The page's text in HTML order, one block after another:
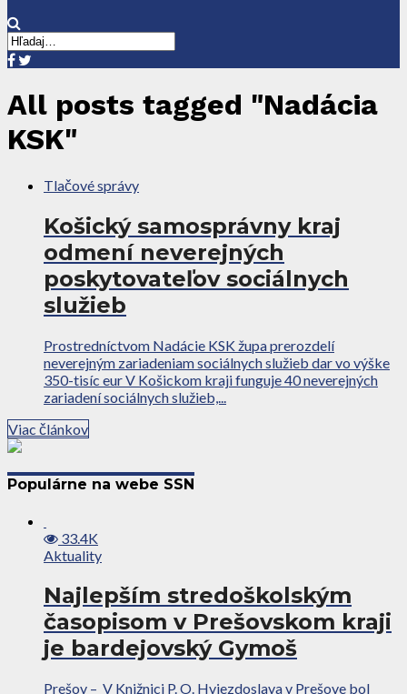
All posts tagged "Nadácia
KSK"
Tlačové správy
Košický samosprávny kraj
odmení neverejných
poskytovateľov sociálnych
služieb
Prostredníctvom Nadácie KSK župa prerozdelí
neverejným zariadeniam sociálnych služieb dar vo výške
350-tisíc eur V Košickom kraji funguje 40 neverejných
zariadení sociálnych služieb,...
Viac článkov
Populárne na webe SSN
33.4K
Aktuality
Najlepším stredoškolským
časopisom v Prešovskom kraji
je bardejovský Gymoš
Prešov – V Knižnici P. O. Hviezdoslava v Prešove bol